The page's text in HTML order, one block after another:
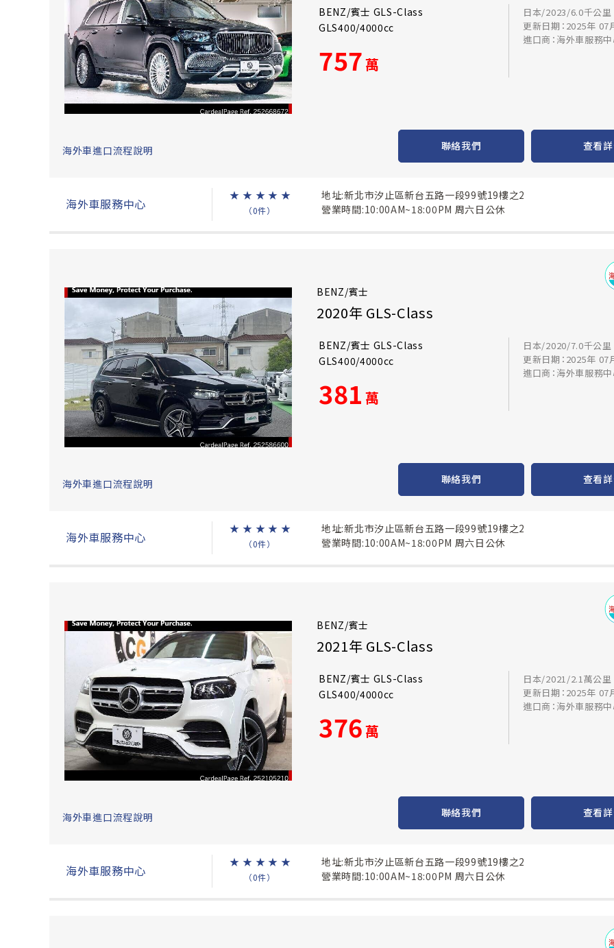
BENZ/賓士 GLS-Class
GLS400/4000cc
757萬
日本/2023/6.0千公里
更新日期：2025年 07
進口商：海外車服務
海外車進口流程說明 聯絡我們 查看
海外車服務中心
★ ★ ★ ★ ★
（0件）
地址:新北市汐止區新台五路一段99號19樓之2
營業時間:10:00AM~18:00PM 周六日公休
BENZ/賓士
2020年 GLS-Class
BENZ/賓士 GLS-Class
GLS400/4000cc
381 萬
日本/2020/7.0千公里
更新日期：2025年 07
進口商：海外車服務
海外車進口流程說明 聯絡我們 查看
海外車服務中心
★ ★ ★ ★ ★
（0件）
地址:新北市汐止區新台五路一段99號19樓之2
營業時間:10:00AM~18:00PM 周六日公休
BENZ/賓士
2021年 GLS-Class
BENZ/賓士 GLS-Class
GLS400/4000cc
376萬
日本/2021/2.1萬公里
更新日期：2025年 07
進口商：海外車服務
海外車進口流程說明 聯絡我們 查看
海外車服務中心
★ ★ ★ ★ ★
（0件）
地址:新北市汐止區新台五路一段99號19樓之2
營業時間:10:00AM~18:00PM 周六日公休